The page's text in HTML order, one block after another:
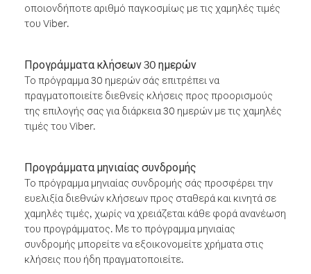
οποιονδήποτε αριθμό παγκοσμίως με τις χαμηλές τιμές
του Viber.
Προγράμματα κλήσεων 30 ημερών
Το πρόγραμμα 30 ημερών σάς επιτρέπει να
πραγματοποιείτε διεθνείς κλήσεις προς προορισμούς
της επιλογής σας για διάρκεια 30 ημερών με τις χαμηλές
τιμές του Viber.
Προγράμματα μηνιαίας συνδρομής
Το πρόγραμμα μηνιαίας συνδρομής σάς προσφέρει την
ευελιξία διεθνών κλήσεων προς σταθερά και κινητά σε
χαμηλές τιμές, χωρίς να χρειάζεται κάθε φορά ανανέωση
του προγράμματος. Με το πρόγραμμα μηνιαίας
συνδρομής μπορείτε να εξοικονομείτε χρήματα στις
κλήσεις που ήδη πραγματοποιείτε.